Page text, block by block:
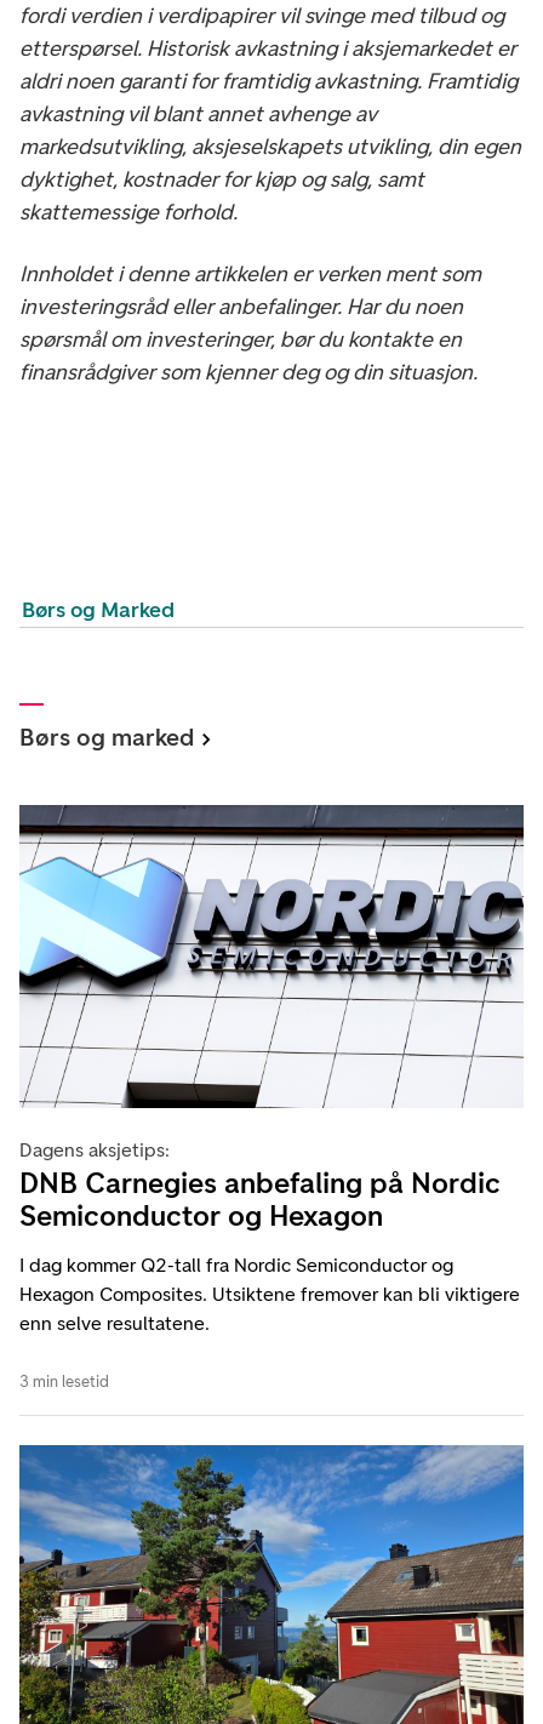
fordi verdien i verdipapirer vil svinge med tilbud og
etterspørsel. Historisk avkastning i aksjemarkedet er
aldri noen garanti for framtidig avkastning. Framtidig
avkastning vil blant annet avhenge av
markedsutvikling, aksjeselskapets utvikling, din egen
dyktighet, kostnader for kjøp og salg, samt
skattemessige forhold.
Innholdet i denne artikkelen er verken ment som
investeringsråd eller anbefalinger. Har du noen
spørsmål om investeringer, bør du kontakte en
finansrådgiver som kjenner deg og din situasjon.
Børs og Marked
Børs og marked
Dagens aksjetips:
DNB Carnegies anbefaling på Nordic
Semiconductor og Hexagon
I dag kommer Q2-tall fra Nordic Semiconductor og
Hexagon Composites. Utsiktene fremover kan bli viktigere
enn selve resultatene.
3 min lesetid